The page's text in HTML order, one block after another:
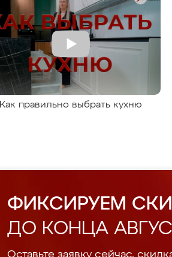
Как правильно выбрать кухню
ФИКСИРУЕМ
ДО КОНЦА
Оставьте заявку сейчас,